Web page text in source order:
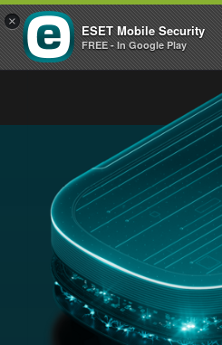
×
ESET Mobile Security
FREE - In Google Play